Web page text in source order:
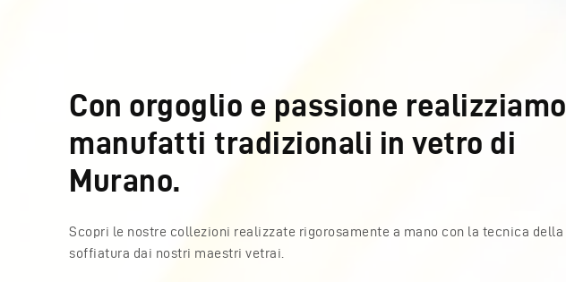
Con orgoglio e passione realizziamo
manufatti tradizionali in vetro di
Murano.
Scopri le nostre collezioni realizzate rigorosamente a mano con la tecnica della
soffiatura dai nostri maestri vetrai.